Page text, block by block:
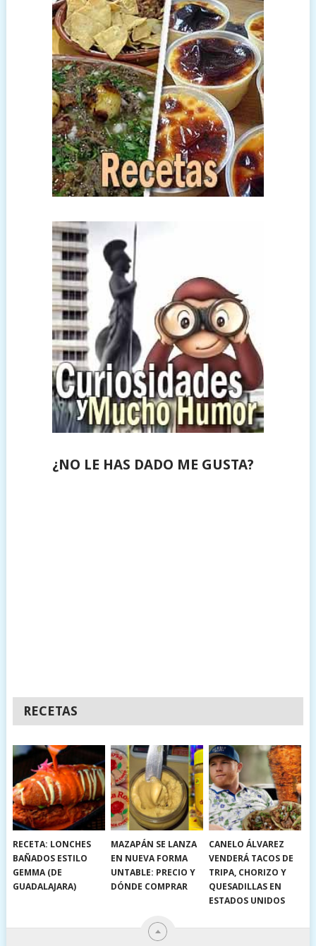
¿NO LE HAS DADO ME GUSTA?
RECETAS
RECETA: LONCHES
BAÑADOS ESTILO
GEMMA (DE
GUADALAJARA)
MAZAPÁN SE LANZA
EN NUEVA FORMA
UNTABLE: PRECIO Y
DÓNDE COMPRAR
CANELO ÁLVAREZ
VENDERÁ TACOS DE
TRIPA, CHORIZO Y
QUESADILLAS EN
ESTADOS UNIDOS